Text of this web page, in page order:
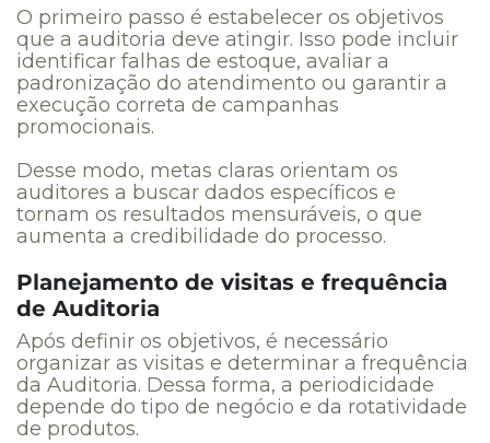
O primeiro passo é estabelecer os objetivos
que a auditoria deve atingir. Isso pode incluir
identificar falhas de estoque, avaliar a
padronização do atendimento ou garantir a
execução correta de campanhas
promocionais.
Desse modo, metas claras orientam os
auditores a buscar dados específicos e
tornam os resultados mensuráveis, o que
aumenta a credibilidade do processo.
Planejamento de visitas e frequência
de Auditoria
Após definir os objetivos, é necessário
organizar as visitas e determinar a frequência
da Auditoria. Dessa forma, a periodicidade
depende do tipo de negócio e da rotatividade
de produtos.